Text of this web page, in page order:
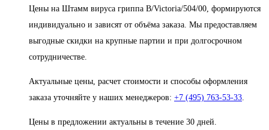
Цены на Штамм вируса гриппа B/Victoria/504/00, формируются
индивидуально и зависят от объёма заказа. Мы предоставляем
выгодные скидки на крупные партии и при долгосрочном
сотрудничестве.
Актуальные цены, расчет стоимости и способы оформления
заказа уточняйте у наших менеджеров: +7 (495) 763-53-33
Цены в предложении актуальны в течение 30 дней.